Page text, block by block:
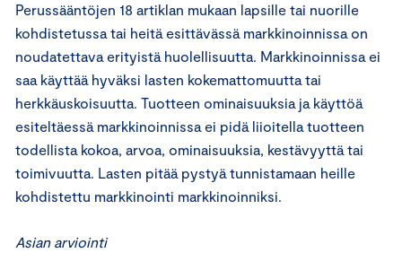
Perussääntöjen 18 artiklan mukaan lapsille tai nuorille
kohdistetussa tai heitä esittävässä markkinoinnissa on
noudatettava erityistä huolellisuutta. Markkinoinnissa ei
saa käyttää hyväksi lasten kokemattomuutta tai
herkkäuskoisuutta. Tuotteen ominaisuuksia ja käyttöä
esiteltäessä markkinoinnissa ei pidä liioitella tuotteen
todellista kokoa, arvoa, ominaisuuksia, kestävyyttä tai
toimivuutta. Lasten pitää pystyä tunnistamaan heille
kohdistettu markkinointi markkinoinniksi.
Asian arviointi